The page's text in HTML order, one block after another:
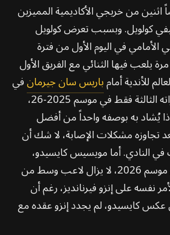
من خريجي الأكاديمية المميزين
كولويل. وبسبب تعرض كولويل
الأمامي في اليوم الأول من فترة
يلعب فيها الثنائي مع الفريق الأول
للأندية أمامباريس سان جيرمانفي
يوليو الماضي. وفي مباراته الثالثة فقط في موسم 2025-26،
يُشاد به بوصفه واحداً من أفضل
تجاوزه مشكلات الإصابة، لا شك أن
النادي. أما مويسيس كايسيدو،
فرغم تراجع مستواه في موسم 2026، لا يزال لاعب وسط من
نفسه على إنزو فيرنانديز، رغم أن
عكس كايسيدو، لم يجدد إنزو عقده مع